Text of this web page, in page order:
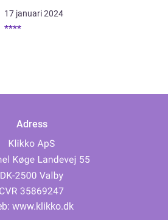
17 januari 2024
****
Adress
www.klikko.dk